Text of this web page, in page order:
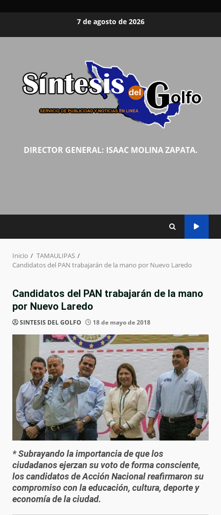
7 de agosto de 2026
DIRECTOR GENERAL: ISAAC MOLINA ZAPATA.
Inicio
TAMAULIPAS
Candidatos del PAN trabajarán de la mano por Nuevo Laredo
Candidatos del PAN trabajarán de la mano
por Nuevo Laredo
SINTESIS DEL GOLFO 18 de mayo de 2018
* Subrayando la importancia de que los
ciudadanos ejerzan su voto de forma consciente,
los candidatos de Acción Nacional reafirmaron su
compromiso con la educación, cultura, deporte y
economía de la ciudad.